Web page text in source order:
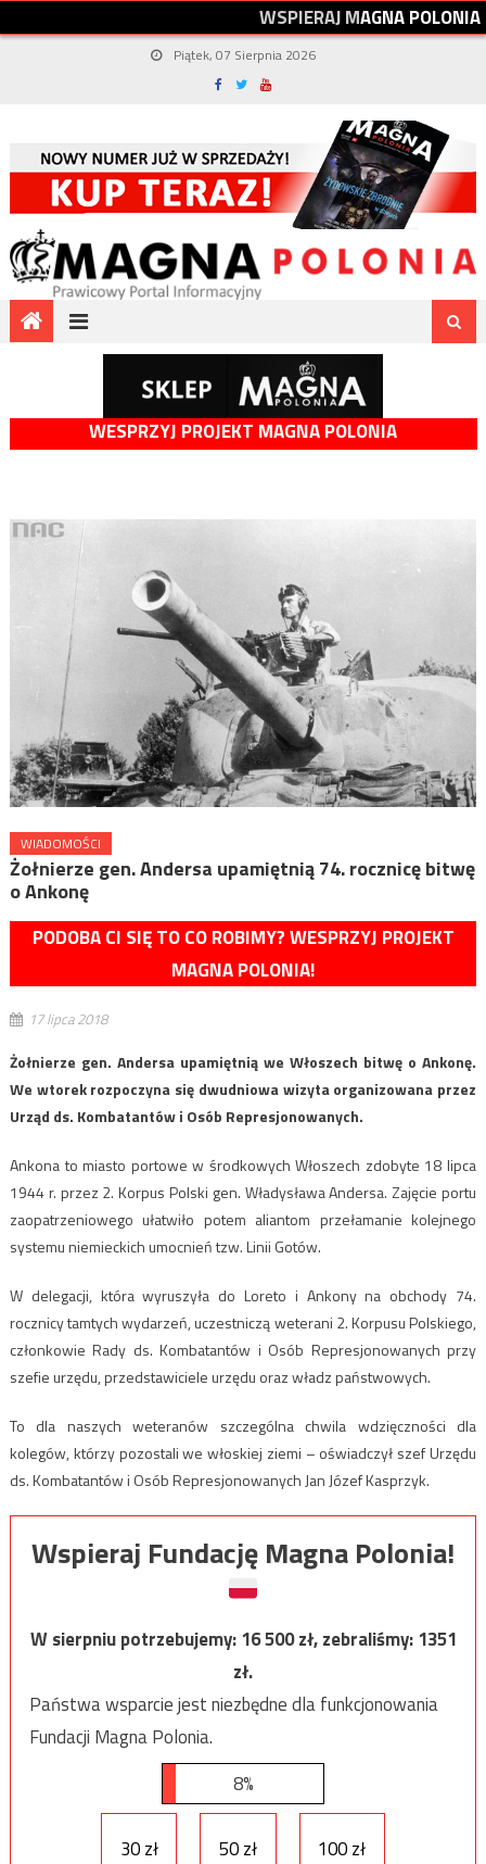
WSPIERAJMAGNAPOLONIA
Piątek, 07 Sierpnia 2026
WESPRZYJ PROJEKT MAGNA POLONIA
WIADOMOŚCI
Żołnierze gen. Andersa upamiętnią 74. rocznicę bitwę
o Ankonę
PODOBA CI SIĘ TO CO ROBIMY? WESPRZYJ PROJEKT
MAGNA POLONIA!
17 lipca 2018
Żołnierze gen. Andersa upamiętnią we Włoszech bitwę o Ankonę.
We wtorek rozpoczyna się dwudniowa wizyta organizowana przez
Urząd ds. Kombatantów i Osób Represjonowanych.
Ankona to miasto portowe w środkowych Włoszech zdobyte 18 lipca
1944 r. przez 2. Korpus Polski gen. Władysława Andersa. Zajęcie portu
zaopatrzeniowego ułatwiło potem aliantom przełamanie kolejnego
systemu niemieckich umocnień tzw. Linii Gotów.
W delegacji, która wyruszyła do Loreto i Ankony na obchody 74.
rocznicy tamtych wydarzeń, uczestniczą weterani 2. Korpusu Polskiego,
członkowie Rady ds. Kombatantów i Osób Represjonowanych przy
szefie urzędu, przedstawiciele urzędu oraz władz państwowych.
To dla naszych weteranów szczególna chwila wdzięczności dla
kolegów, którzy pozostali we włoskiej ziemi – oświadczył szef Urzędu
ds. Kombatantów i Osób Represjonowanych Jan Józef Kasprzyk.
Wspieraj Fundację Magna Polonia!
W sierpniu potrzebujemy:16 500zł, zebraliśmy:1351
zł.
Państwa wsparcie jest niezbędne dla funkcjonowania
Fundacji Magna Polonia.
8%
30 zł 50 zł 100 zł